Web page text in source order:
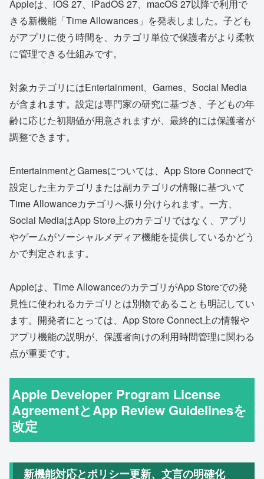
Appleは、iOS 27、iPadOS 27、macOS 27以降で利用で
きる新機能「Time Allowances」を発表しました。子ども
がアプリに使う時間を、カテゴリ単位で保護者がより柔軟
に管理できる仕組みです。
対象カテゴリにはEntertainment、Games、Social Media
が含まれます。設定は専門家の研究に基づき、子どもの年
齢に応じた初期値が用意されますが、最終的には保護者が
調整できます。
EntertainmentとGamesについては、App Store Connectで
設定した主カテゴリまたは副カテゴリの情報に基づいて
Time Allowanceカテゴリへ振り分けられます。一方、
Social MediaはApp Store上のカテゴリではなく、アプリ
やゲームがソーシャルメディア機能を提供しているかどう
かで判定されます。
Appleは、Time AllowanceのカテゴリがApp Storeでの発
見性に使われるカテゴリとは別物であることも明記してい
ます。開発者にとっては、App Store Connect上の情報や
アプリ機能の説明が、保護者向けの利用時間管理に関わる
点が重要です。
Apple Developer Program License
AgreementとApp Review Guidelinesを
改定
新機能対応とポリシー更新、文言の明確化